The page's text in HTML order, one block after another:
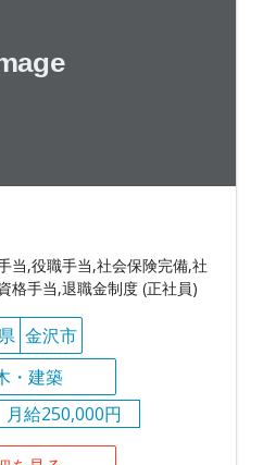
当,役職手当,社会保険完備,社
格手当,退職金制度 (正社員)
金沢市
・建築
月給250,000円